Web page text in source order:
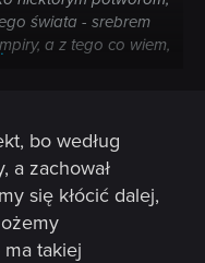
świata - srebrem
a z tego co wiem,
Brokilonu trafił
aby takowy
bo według
a zachował
się kłócić dalej,
takiej